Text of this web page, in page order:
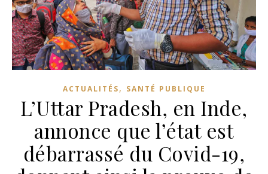
ACTUALITÉS, SANTÉ PUBLIQUE
L’Uttar Pradesh, en Inde,
annonce que l’état est
débarrassé du Covid-19,